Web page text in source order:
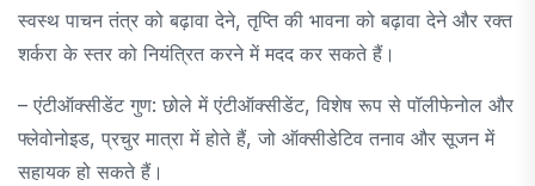
स्वस्थ पाचन तंत्र को बढ़ावा देने, तृप्ति की भावना को बढ़ावा देने और रक्त
शर्करा के स्तर को नियंत्रित करने में मदद कर सकते हैं।
– एंटीऑक्सीडेंट गुण: छोले में एंटीऑक्सीडेंट, विशेष रूप से पॉलीफेनोल और
फ्लेवोनोइड, प्रचुर मात्रा में होते हैं, जो ऑक्सीडेटिव तनाव और सूजन में
सहायक हो सकते हैं।